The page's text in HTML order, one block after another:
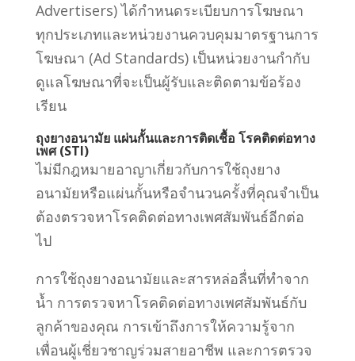
Advertisers) ได้กำหนดระเบียบการโฆษณา
ทุกประเภทและหน่วยงานควบคุมมาตรฐานการ
โฆษณา (Ad Standards) เป็นหน่วยงานกำกับ
ดูแลโฆษณาที่จะเป็นผู้รับและติดตามข้อร้อง
เรียน
ถุงยางอนามัย แผ่นกั้นและการติดเชื้อ โรคติดต่อทาง
เพศ (STI)
ไม่มีกฎหมายอาญาเกี่ยวกับการใช้ถุงยาง
อนามัยหรือแผ่นกั้นหรือจำนวนครั้งที่คุณจำเป็น
ต้องตรวจหาโรคติดต่อทางเพศสัมพันธ์อีกต่อ
ไป
การใช้ถุงยางอนามัยและสารหล่อลื่นที่ทำจาก
น้ำ การตรวจหาโรคติดต่อทางเพศสัมพันธ์กับ
ลูกค้าของคุณ การเข้าถึงการให้ความรู้จาก
เพื่อนผู้เชี่ยวชาญร่วมสายอาชีพ และการตรวจ